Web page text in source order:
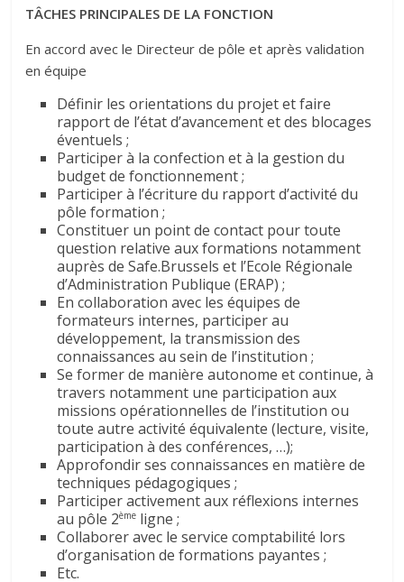
TÂCHES PRINCIPALES DE LA FONCTION
En accord avec le Directeur de pôle et après validation
en équipe
Définir les orientations du projet et faire
rapport de l’état d’avancement et des blocages
éventuels ;
Participer à la confection et à la gestion du
budget de fonctionnement ;
Participer à l’écriture du rapport d’activité du
pôle formation ;
Constituer un point de contact pour toute
question relative aux formations notamment
auprès de Safe.Brussels et l’Ecole Régionale
d’Administration Publique (ERAP) ;
En collaboration avec les équipes de
formateurs internes, participer au
développement, la transmission des
connaissances au sein de l’institution ;
Se former de manière autonome et continue, à
travers notamment une participation aux
missions opérationnelles de l’institution ou
toute autre activité équivalente (lecture, visite,
participation à des conférences, …);
Approfondir ses connaissances en matière de
techniques pédagogiques ;
Participer activement aux réflexions internes
au pôle 2ème ligne ;
Collaborer avec le service comptabilité lors
d’organisation de formations payantes ;
Etc.